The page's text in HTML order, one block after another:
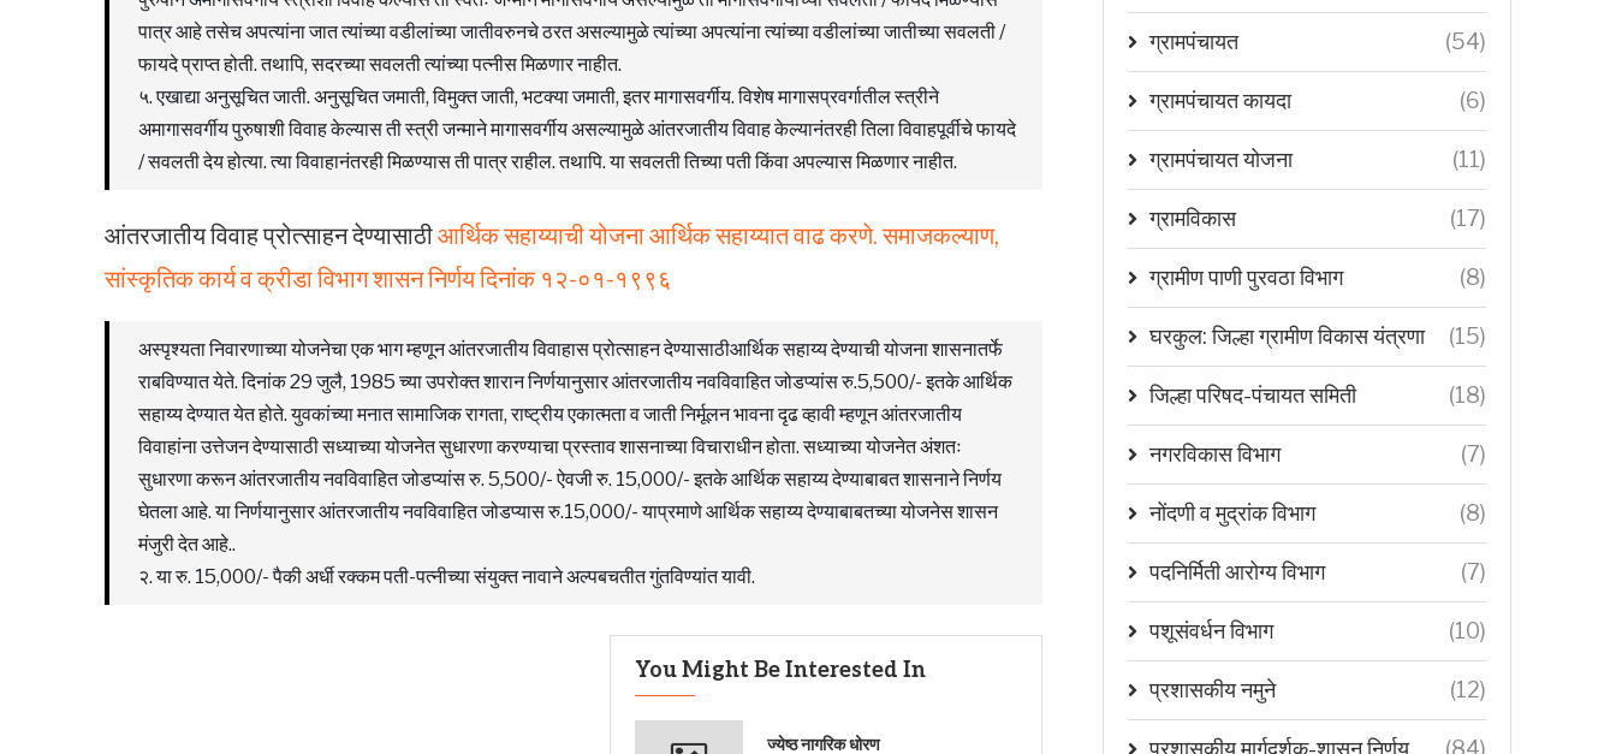
पात्र आहे तसेच अपत्यांना जात त्यांच्या वडीलांच्या जातीवरुनचे ठरत असल्यामुळे त्यांच्या अपत्यांना त्यांच्या वडीलांच्या जातीच्या सवलती /
फायदे प्राप्त होती. तथापि, सदरच्या सवलती त्यांच्या पत्नीस मिळणार नाहीत.
५. एखाद्या अनुसूचित जाती. अनुसूचित जमाती, विमुक्त जाती, भटक्या जमाती, इतर मागासवर्गीय. विशेष मागासप्रवर्गातील स्त्रीने
अमागासवर्गीय पुरुषाशी विवाह केल्यास ती स्त्री जन्माने मागासवर्गीय असल्यामुळे आंतरजातीय विवाह केल्यानंतरही तिला विवाहपूर्वीचे फायदे
/ सवलती देय होत्या. त्या विवाहानंतरही मिळण्यास ती पात्र राहील. तथापि. या सवलती तिच्या पती किंवा अपल्यास मिळणार नाहीत.
आंतरजातीय विवाह प्रोत्साहन देण्यासाठीआर्थिक सहाय्याची योजना आर्थिक सहाय्यात वाढ करणे. समाजकल्याण,
सांस्कृतिक कार्य व क्रीडा विभाग शासन निर्णय दिनांक १२-०१-१९९६
अस्पृश्यता निवारणाच्या योजनेचा एक भाग म्हणून आंतरजातीय विवाहास प्रोत्साहन देण्यासाठीआर्थिक सहाय्य देण्याची योजना शासनातर्फे
राबविण्यात येते. दिनांक 29 जुलै, 1985 च्या उपरोक्त शारान निर्णयानुसार आंतरजातीय नवविवाहित जोडप्यांस रु.5,500/- इतके आर्थिक
सहाय्य देण्यात येत होते. युवकांच्या मनात सामाजिक रागता, राष्ट्रीय एकात्मता व जाती निर्मूलन भावना दृढ व्हावी म्हणून आंतरजातीय
विवाहांना उत्तेजन देण्यासाठी सध्याच्या योजनेत सुधारणा करण्याचा प्रस्ताव शासनाच्या विचाराधीन होता. सध्याच्या योजनेत अंशतः
सुधारणा करून आंतरजातीय नवविवाहित जोडप्यांस रु. 5,500/- ऐवजी रु. 15,000/- इतके आर्थिक सहाय्य देण्याबाबत शासनाने निर्णय
घेतला आहे. या निर्णयानुसार आंतरजातीय नवविवाहित जोडप्यास रु.15,000/- याप्रमाणे आर्थिक सहाय्य देण्याबाबतच्या योजनेस शासन
मंजुरी देत आहे..
२. या रु. 15,000/- पैकी अर्धी रक्कम पती-पत्नीच्या संयुक्त नावाने अल्पबचतीत गुंतविण्यांत यावी.
You Might Be Interested In
ज्येष्ठ नागरिक धोरण
ग्रामपंचायत (54)
ग्रामपंचायत कायदा (6)
ग्रामपंचायत योजना (11)
ग्रामविकास (17)
ग्रामीण पाणी पुरवठा विभाग (8)
घरकुल: जिल्हा ग्रामीण विकास यंत्रणा (15)
जिल्हा परिषद-पंचायत समिती (18)
नगरविकास विभाग (7)
नोंदणी व मुद्रांक विभाग (8)
पदनिर्मिती आरोग्य विभाग (7)
पशूसंवर्धन विभाग (10)
प्रशासकीय नमुने (12)
प्रशासकीय मार्गदर्शक-शासन निर्णय (84)